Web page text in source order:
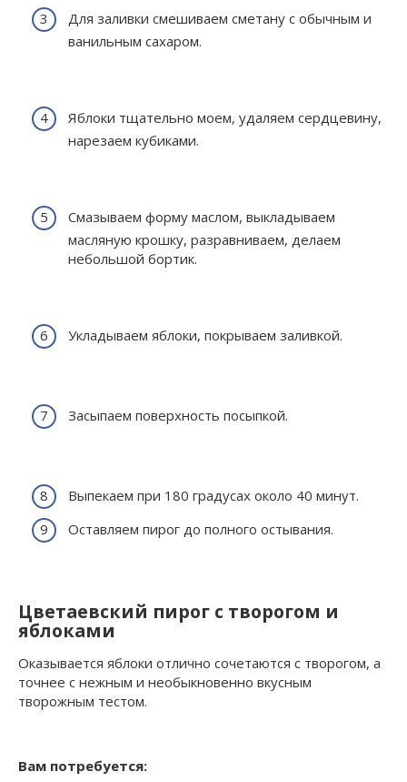
Для заливки смешиваем сметану с обычным и
ванильным сахаром.
Яблоки тщательно моем, удаляем сердцевину,
нарезаем кубиками.
Смазываем форму маслом, выкладываем
масляную крошку, разравниваем, делаем
небольшой бортик.
Укладываем яблоки, покрываем заливкой.
Засыпаем поверхность посыпкой.
Выпекаем при 180 градусах около 40 минут.
Оставляем пирог до полного остывания.
Цветаевский пирог с творогом и
яблоками
Оказывается яблоки отлично сочетаются с творогом, а
точнее с нежным и необыкновенно вкусным
творожным тестом.
Вам потребуется: